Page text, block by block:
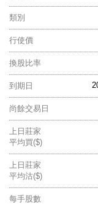
類別
行使價
換股比率
到期日
尚餘交易日
上日莊家
平均買($)
上日莊家
平均沽($)
每手股數